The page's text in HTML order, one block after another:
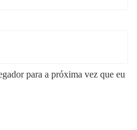
para a próxima vez que eu